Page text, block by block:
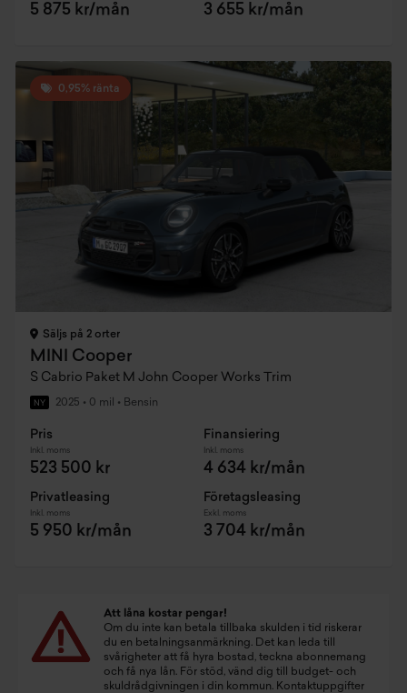
5 875 kr/mån 3 655 kr/mån
0,95% ränta
Säljs på 2 orter
MINI Cooper
S Cabrio Paket M John Cooper Works Trim
NY 2025 • 0 mil • Bensin
Pris
Inkl. moms
523 500 kr
Finansiering
Inkl. moms
4 634 kr/mån
Privatleasing
Inkl. moms
5 950 kr/mån
Företagsleasing
Exkl. moms
3 704 kr/mån
Att låna kostar pengar!
Om du inte kan betala tillbaka skulden i tid riskerar
du en betalningsanmärkning. Det kan leda till
svårigheter att få hyra bostad, teckna abonnemang
och få nya lån. För stöd, vänd dig till budget- och
skuldrådgivningen i din kommun. Kontaktuppgifter